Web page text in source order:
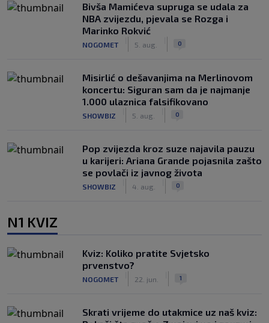
Bivša Mamićeva supruga se udala za
NBA zvijezdu, pjevala se Rozga i
Marinko Rokvić
NOGOMET 5. aug. 0
Misirlić o dešavanjima na Merlinovom
koncertu: Siguran sam da je najmanje
1.000 ulaznica falsifikovano
SHOWBIZ 5. aug. 0
Pop zvijezda kroz suze najavila pauzu
u karijeri: Ariana Grande pojasnila zašto
se povlači iz javnog života
SHOWBIZ 4. aug. 0
N1 KVIZ
Kviz: Koliko pratite Svjetsko
prvenstvo?
NOGOMET 22. jun. 1
Skrati vrijeme do utakmice uz naš kviz: